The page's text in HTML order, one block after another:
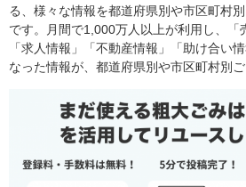
る、様々な情報を都道府県別や市区町村
です。月間で1,000万人以上が利用し、「
「求人情報」「不動産情報」「助け合い
なった情報が、都道府県別や市区町村別